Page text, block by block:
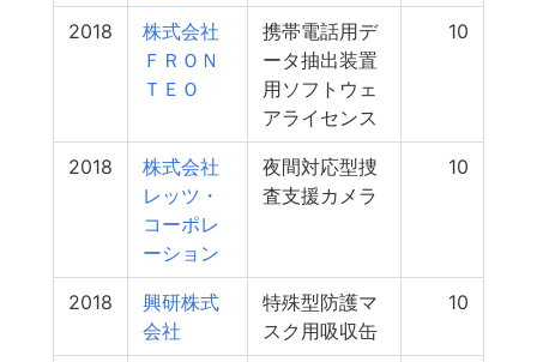
2018
株式会社
ＦＲＯＮ
ＴＥＯ
携帯電話用デ
ータ抽出装置
用ソフトウェ
アライセンス
10
2018
株式会社
レッツ・
コーポレ
ーション
夜間対応型捜
査支援カメラ
10
2018
興研株式
会社
特殊型防護マ
スク用吸収缶
10